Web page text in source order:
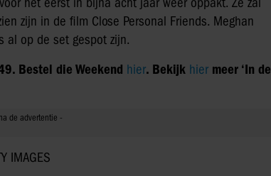
zijn in de film Close Personal Friends. Meghan
al op de set gespot zijn.
Bestel die Weekend hier. Bekijk hier meer ‘In de
IMAGES